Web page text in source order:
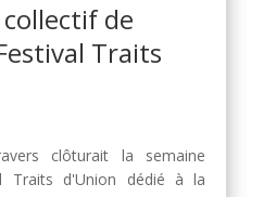
de
Traits
clôturait la semaine
Traits d'Union dédié à la